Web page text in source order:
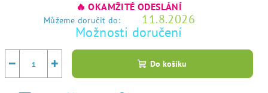
🔥 OKAMŽITÉ ODESLÁNÍ
Můžeme doručit do: 11.8.2026
Možnosti doručení
+
− Do košíku